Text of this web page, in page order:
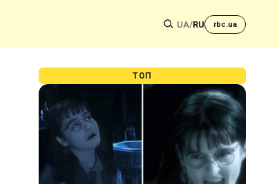
UA/RU rbc.ua
ТОП